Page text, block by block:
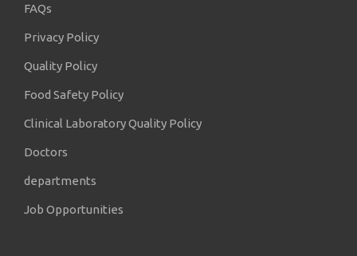
FAQs
Privacy Policy
Quality Policy
Food Safety Policy
Clinical Laboratory Quality Policy
Doctors
departments
Job Opportunities